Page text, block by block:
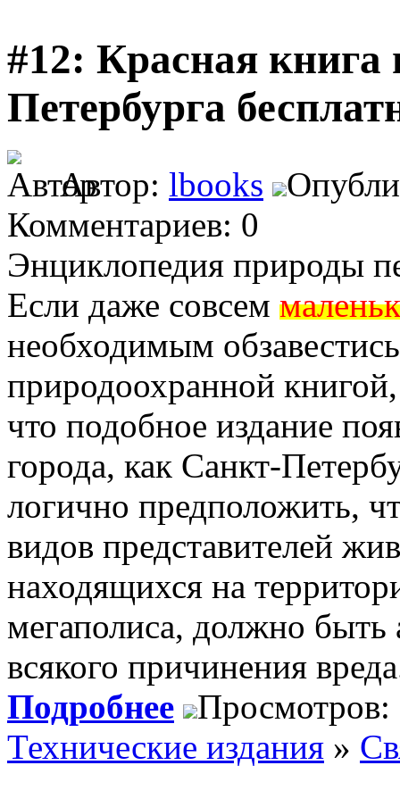
#12: Красная
Петербурга
Автор: lbooks
Комментариев: 0
Энциклопедия природы
Если даже совсем
необходимым
природоохранной
что подобное издание
города, как Санкт-
логично предположить,
видов представителей
находящихся на
мегаполиса, должно
всякого причинения
Подробнее
Просмотров:
Технические издания »